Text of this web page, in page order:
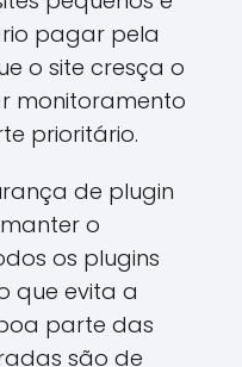
pagar pela
o site cresça o
monitoramento
prioritário.
de plugin
o
os plugins
que evita a
parte das
são de